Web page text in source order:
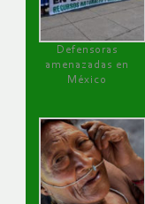
Defensoras
amenazadas en
México